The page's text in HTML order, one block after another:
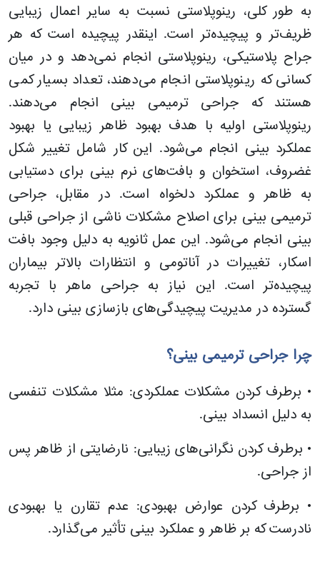
به طور کلی، رینوپلاستی نسبت به سایر اعمال زیبایی
ظریف‌تر و پیچیده‌تر است. اینقدر پیچیده است که هر
جراح پلاستیکی، رینوپلاستی انجام نمی‌دهد و در میان
کسانی که رینوپلاستی انجام می‌دهند، تعداد بسیار کمی
هستند که جراحی ترمیمی بینی انجام می‌دهند.
رینوپلاستی اولیه با هدف بهبود ظاهر زیبایی یا بهبود
عملکرد بینی انجام می‌شود. این کار شامل تغییر شکل
غضروف، استخوان و بافت‌های نرم بینی برای دستیابی
به ظاهر و عملکرد دلخواه است. در مقابل، جراحی
ترمیمی بینی برای اصلاح مشکلات ناشی از جراحی قبلی
بینی انجام می‌شود. این عمل ثانویه به دلیل وجود بافت
اسکار، تغییرات در آناتومی و انتظارات بالاتر بیماران
پیچیده‌تر است. این نیاز به جراحی ماهر با تجربه
گسترده در مدیریت پیچیدگی‌های بازسازی بینی دارد.
چرا جراحی ترمیمی بینی؟
• برطرف کردن مشکلات عملکردی: مثلا مشکلات تنفسی
به دلیل انسداد بینی.
• برطرف کردن نگرانی‌های زیبایی: نارضایتی از ظاهر پس
از جراحی.
• برطرف کردن عوارض بهبودی: عدم تقارن یا بهبودی
نادرست که بر ظاهر و عملکرد بینی تأثیر می‌گذارد.